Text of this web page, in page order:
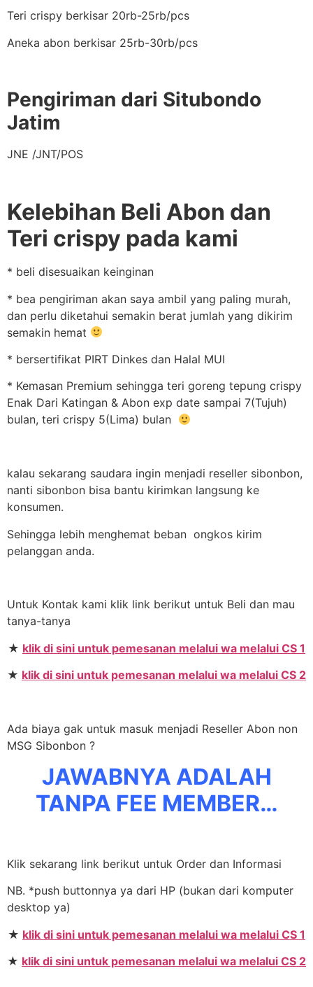
Teri crispy berkisar 20rb-25rb/pcs
Aneka abon berkisar 25rb-30rb/pcs
Pengiriman dari Situbondo
Jatim
JNE /JNT/POS
Kelebihan Beli Abon dan
Teri crispy pada kami
* beli disesuaikan keinginan
* bea pengiriman akan saya ambil yang paling murah,
dan perlu diketahui semakin berat jumlah yang dikirim
semakin hemat
* bersertifikat PIRT Dinkes dan Halal MUI
* Kemasan Premium sehingga teri goreng tepung crispy
Enak Dari Katingan & Abon exp date sampai 7(Tujuh)
bulan, teri crispy 5(Lima) bulan
kalau sekarang saudara ingin menjadi reseller sibonbon,
nanti sibonbon bisa bantu kirimkan langsung ke
konsumen.
Sehingga lebih menghemat beban ongkos kirim
pelanggan anda.
Untuk Kontak kami klik link berikut untuk Beli dan mau
tanya-tanya
★ klik di sini untuk pemesanan melalui wa melalui CS 1
★ klik di sini untuk pemesanan melalui wa melalui CS 2
Ada biaya gak untuk masuk menjadi Reseller Abon non
MSG Sibonbon ?
JAWABNYA ADALAH
TANPA FEE MEMBER…
Klik sekarang link berikut untuk Order dan Informasi
NB. *push buttonnya ya dari HP (bukan dari komputer
desktop ya)
★ klik di sini untuk pemesanan melalui wa melalui CS 1
★ klik di sini untuk pemesanan melalui wa melalui CS 2